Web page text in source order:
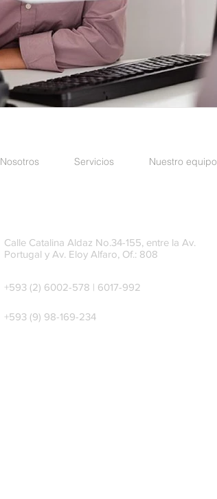
Nosotros Servicios Nuestro equipo
Calle Catalina Aldaz No.34-155, entre la Av.
Portugal y Av. Eloy Alfaro, Of.: 808
+593 (2) 6002-578 | 6017-992
+593 (9) 98-169-234